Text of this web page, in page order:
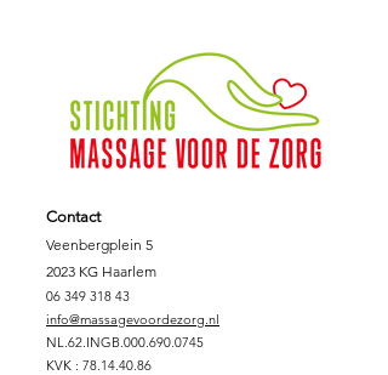
Contact
Veenbergplein 5
2023 KG Haarlem
06 349 318 43
info@massagevoordezorg.nl
NL.62.INGB.000.690.0745
KVK : 78.14.40.86